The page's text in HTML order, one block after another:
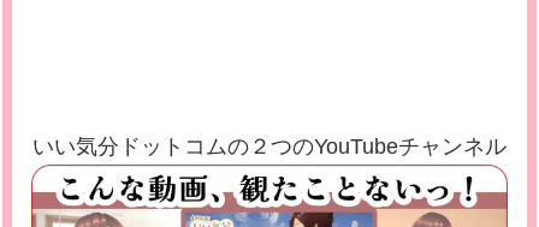
いい気分ドットコムの２つのYouTubeチャンネル